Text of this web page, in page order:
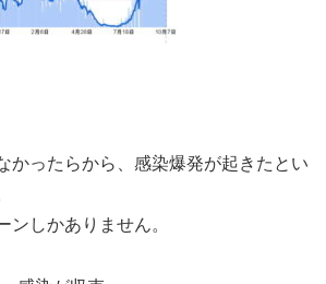
かったらから、感染爆発が起きたとい
ンしかありません。